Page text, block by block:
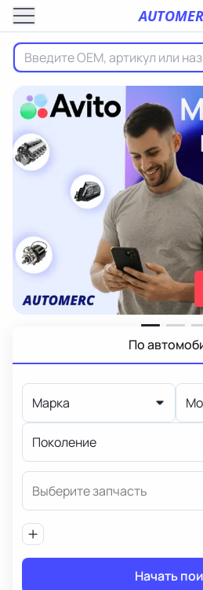
По
Марка
Поколение
Выберите запчасть
Начать